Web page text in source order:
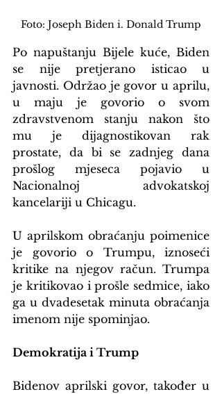
Foto: Joseph Biden i. Donald Trump
Po napuštanju Bijele kuće, Biden
se nije pretjerano isticao u
javnosti. Održao je govor u aprilu,
u maju je govorio o svom
zdravstvenom stanju nakon što
mu je dijagnostikovan rak
prostate, da bi se zadnjeg dana
prošlog mjeseca pojavio u
Nacionalnoj advokatskoj
kancelariji u Chicagu.
U aprilskom obraćanju poimenice
je govorio o Trumpu, iznoseći
kritike na njegov račun. Trumpa
je kritikovao i prošle sedmice, iako
ga u dvadesetak minuta obraćanja
imenom nije spominjao.
Demokratija i Trump
Bidenov aprilski govor, također u